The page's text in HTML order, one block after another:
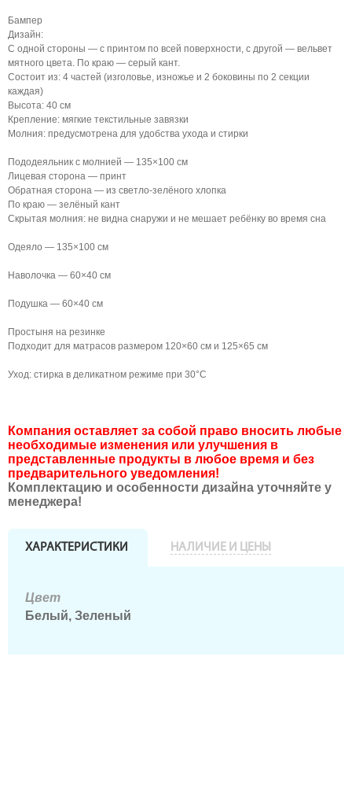
Бампер
Дизайн:
С одной стороны — с принтом по всей поверхности, с другой — вельвет
мятного цвета. По краю — серый кант.
Состоит из: 4 частей (изголовье, изножье и 2 боковины по 2 секции
каждая)
Высота: 40 см
Крепление: мягкие текстильные завязки
Молния: предусмотрена для удобства ухода и стирки
Пододеяльник с молнией — 135×100 см
Лицевая сторона — принт
Обратная сторона — из светло-зелёного хлопка
По краю — зелёный кант
Скрытая молния: не видна снаружи и не мешает ребёнку во время сна
Одеяло — 135×100 см
Наволочка — 60×40 см
Подушка — 60×40 см
Простыня на резинке
Подходит для матрасов размером 120×60 см и 125×65 см
Уход: стирка в деликатном режиме при 30°C
Компания оставляет за собой право вносить любые
необходимые изменения или улучшения в
представленные продукты в любое время и без
предварительного уведомления!
Комплектацию и особенности дизайна уточняйте у
менеджера!
ХАРАКТЕРИСТИКИ НАЛИЧИЕ И ЦЕНЫ
Цвет
Белый, Зеленый